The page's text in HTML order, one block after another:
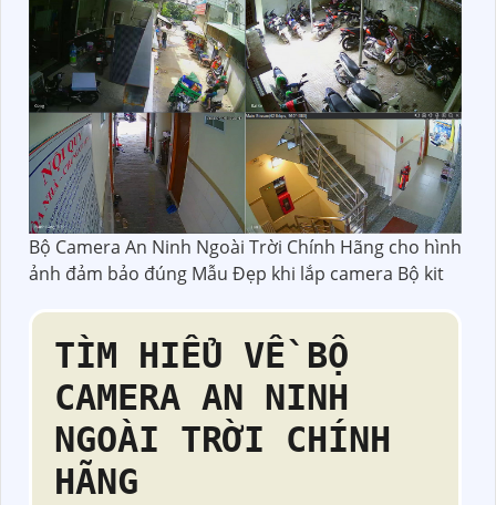
Bộ Camera An Ninh Ngoài Trời Chính Hãng cho hình
ảnh đảm bảo đúng Mẫu Đẹp khi lắp camera Bộ kit
TÌM HIỂU VỀ BỘ
CAMERA AN NINH
NGOÀI TRỜI CHÍNH
HÃNG